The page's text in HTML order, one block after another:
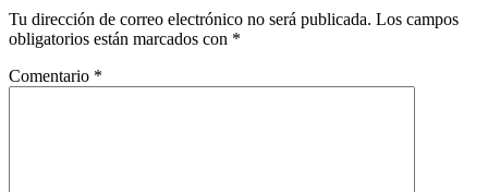
Tu dirección de correo electrónico no será publicada. Los campos
obligatorios están marcados con *
Comentario *